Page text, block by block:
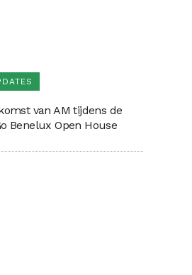
van AM tijdens de
Benelux Open House